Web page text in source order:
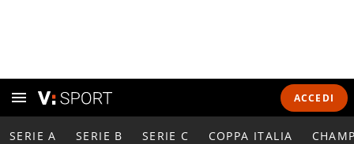
ACCEDI
SERIE A SERIE B SERIE C COPPA ITALIA